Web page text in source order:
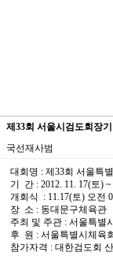
제33회 서울시검도회장
국선재사범
대회명 : 제33회 서울특
기 간 : 2012. 11. 17(토)
개회식 : 11.17(토) 오전
장 소 : 동대문구체육관
주최 및 주관 : 서울특별
후 원 : 서울특별시체육회
참가자격 : 대한검도회